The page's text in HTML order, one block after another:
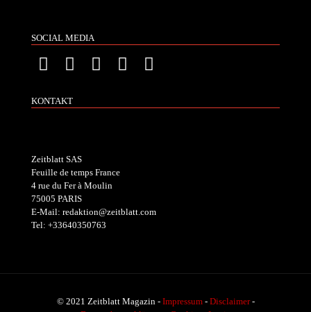
SOCIAL MEDIA
KONTAKT
Zeitblatt SAS
Feuille de temps France
4 rue du Fer à Moulin
75005 PARIS
E-Mail: redaktion@zeitblatt.com
Tel: +33640350763
© 2021 Zeitblatt Magazin - Impressum- Disclaimer-